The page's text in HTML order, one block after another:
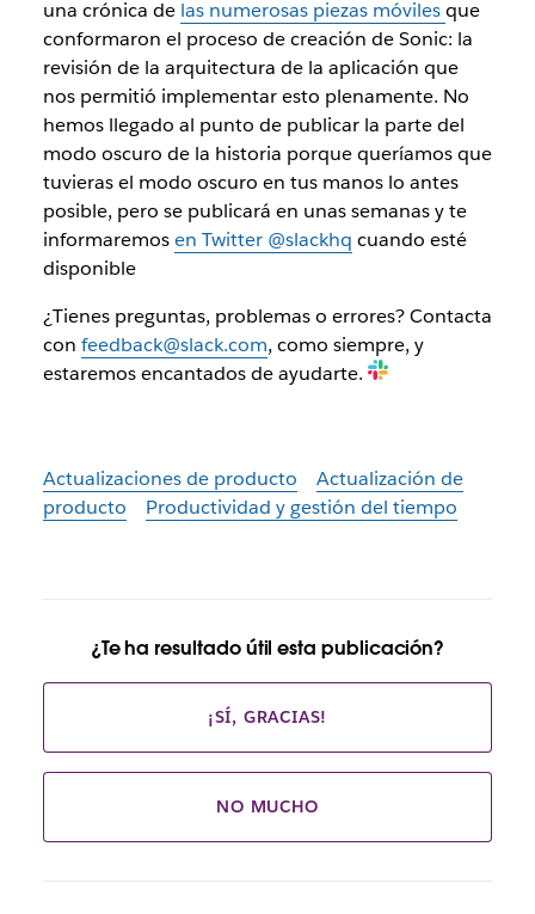
una crónica de las numerosas piezas móvilesque
conformaron el proceso de creación de Sonic: la
revisión de la arquitectura de la aplicación que
nos permitió implementar esto plenamente. No
hemos llegado al punto de publicar la parte del
modo oscuro de la historia porque queríamos que
tuvieras el modo oscuro en tus manos lo antes
posible, pero se publicará en unas semanas y te
informaremosen Twitter @slackhq cuando esté
disponible
¿Tienes preguntas, problemas o errores? Contacta
con feedback@slack.com, como siempre, y
estaremos encantados de ayudarte.
Actualizaciones de producto
Actualización de
producto
Productividad y gestión del tiempo
¿Te ha resultado útil esta publicación?
¡SÍ, GRACIAS!
NO MUCHO